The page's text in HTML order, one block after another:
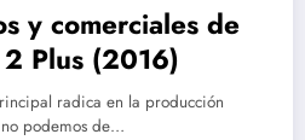
y comerciales de
Plus (2016)
radica en la producción
podemos de…